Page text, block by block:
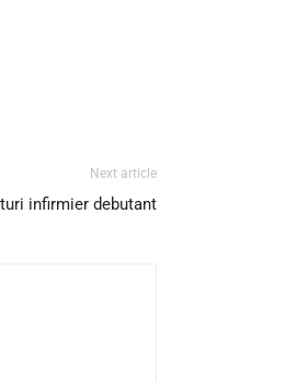
Next article
infirmier debutant